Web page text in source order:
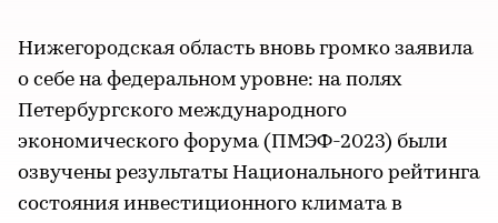
Нижегородская область вновь громко заявила
о себе на федеральном уровне: на полях
Петербургского международного
экономического форума (ПМЭФ-2023) были
озвучены результаты Национального рейтинга
состояния инвестиционного климата в